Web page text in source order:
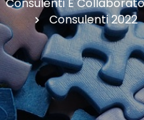
Consulenti 2022